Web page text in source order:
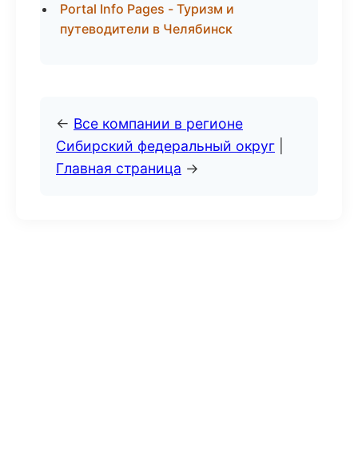
Portal Info Pages - Туризм и
путеводители в Челябинск
← Все компании в регионе
Сибирский федеральный округ
Главная страница →